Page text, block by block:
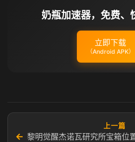
奶瓶加速器，免费、
立即下载
（Android APK）
←
上一篇
黎明觉醒杰诺瓦研究所宝箱位